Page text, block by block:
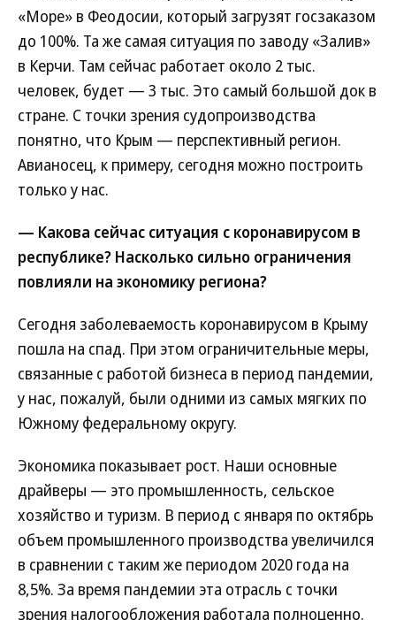
«Море» в Феодосии, который загрузят госзаказом
до 100%. Та же самая ситуация по заводу «Залив»
в Керчи. Там сейчас работает около 2 тыс.
человек, будет — 3 тыс. Это самый большой док в
стране. С точки зрения судопроизводства
понятно, что Крым — перспективный регион.
Авианосец, к примеру, сегодня можно построить
только у нас.
— Какова сейчас ситуация с коронавирусом в
республике? Насколько сильно ограничения
повлияли на экономику региона?
Сегодня заболеваемость коронавирусом в Крыму
пошла на спад. При этом ограничительные меры,
связанные с работой бизнеса в период пандемии,
у нас, пожалуй, были одними из самых мягких по
Южному федеральному округу.
Экономика показывает рост. Наши основные
драйверы — это промышленность, сельское
хозяйство и туризм. В период с января по октябрь
объем промышленного производства увеличился
в сравнении с таким же периодом 2020 года на
8,5%. За время пандемии эта отрасль с точки
зрения налогообложения работала полноценно.